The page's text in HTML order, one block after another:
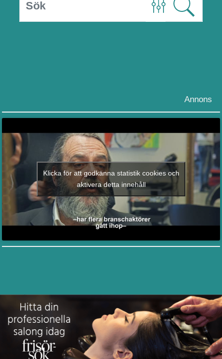
Annons
Klicka för att godkänna statistik cookies och
aktivera detta innehåll